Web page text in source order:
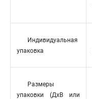
Индивидуальная
упаковка
Размеры
упаковки (ДхВ или